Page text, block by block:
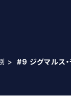
#9 ジグマルス